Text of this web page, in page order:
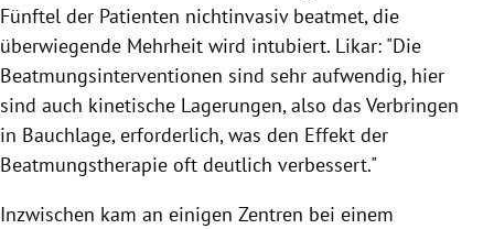
Fünftel der Patienten nichtinvasiv beatmet, die
überwiegende Mehrheit wird intubiert. Likar: "Die
Beatmungsinterventionen sind sehr aufwendig, hier
sind auch kinetische Lagerungen, also das Verbringen
in Bauchlage, erforderlich, was den Effekt der
Beatmungstherapie oft deutlich verbessert."
Inzwischen kam an einigen Zentren bei einem